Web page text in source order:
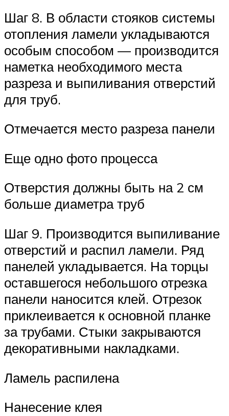
Шаг 8. В области стояков системы
отопления ламели укладываются
особым способом — производится
наметка необходимого места
разреза и выпиливания отверстий
для труб.
Отмечается место разреза панели
Еще одно фото процесса
Отверстия должны быть на 2 см
больше диаметра труб
Шаг 9. Производится выпиливание
отверстий и распил ламели. Ряд
панелей укладывается. На торцы
оставшегося небольшого отрезка
панели наносится клей. Отрезок
приклеивается к основной планке
за трубами. Стыки закрываются
декоративными накладками.
Ламель распилена
Нанесение клея